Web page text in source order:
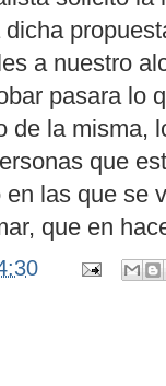
a nuestro
pasara lo
de la misma,
que
las que se
que en